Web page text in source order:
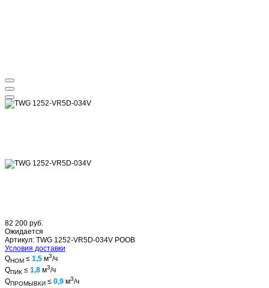
82 200 руб.
Ожидается
Артикул: TWG 1252-VR5D-034V POOB
Условия доставки
QНОМ ≤ 1,5 м3/ч
QПИК ≤ 1,8 м3/ч
QПРОМЫВКИ ≤ 0,9 м3/ч